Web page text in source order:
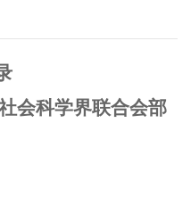
会科学界联合会部